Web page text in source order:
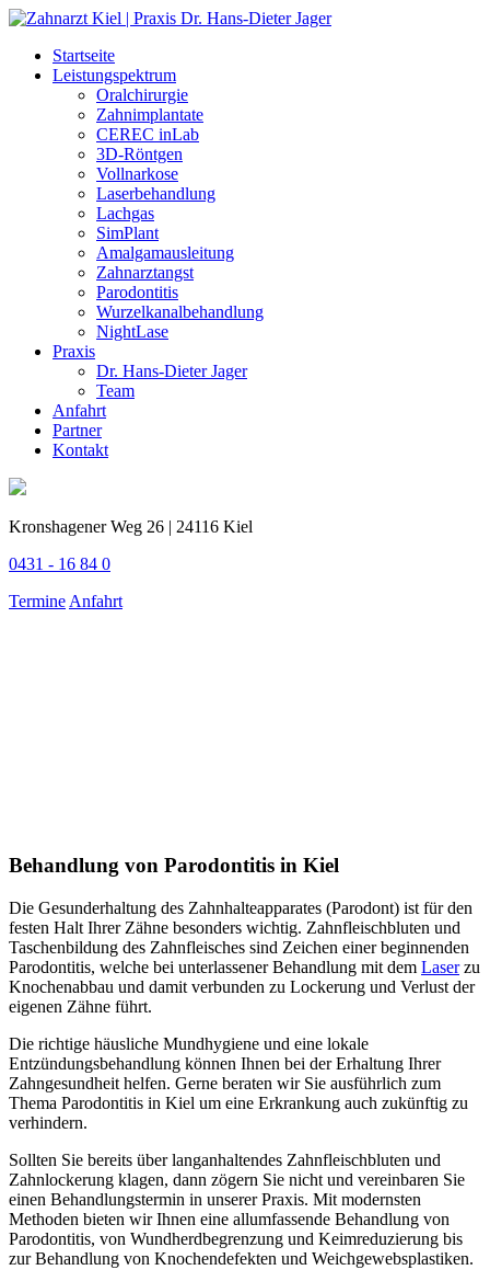
Startseite
Leistungspektrum
Oralchirurgie
Zahnimplantate
CEREC inLab
3D-Röntgen
Vollnarkose
Laserbehandlung
Lachgas
SimPlant
Amalgamausleitung
Zahnarztangst
Parodontitis
Wurzelkanalbehandlung
NightLase
Praxis
Dr. Hans-Dieter Jager
Team
Anfahrt
Partner
Kontakt
Kronshagener Weg 26 | 24116 Kiel
0431 - 16 84 0
Termine Anfahrt
Behandlung von Parodontitis in Kiel
Die Gesunderhaltung des Zahnhalteapparates (Parodont) ist für den
festen Halt Ihrer Zähne besonders wichtig. Zahnfleischbluten und
Taschenbildung des Zahnfleisches sind Zeichen einer beginnenden
Parodontitis, welche bei unterlassener Behandlung mit dem Laserzu
Knochenabbau und damit verbunden zu Lockerung und Verlust der
eigenen Zähne führt.
Die richtige häusliche Mundhygiene und eine lokale
Entzündungsbehandlung können Ihnen bei der Erhaltung Ihrer
Zahngesundheit helfen. Gerne beraten wir Sie ausführlich zum
Thema Parodontitis in Kiel um eine Erkrankung auch zukünftig zu
verhindern.
Sollten Sie bereits über langanhaltendes Zahnfleischbluten und
Zahnlockerung klagen, dann zögern Sie nicht und vereinbaren Sie
einen Behandlungstermin in unserer Praxis. Mit modernsten
Methoden bieten wir Ihnen eine allumfassende Behandlung von
Parodontitis, von Wundherdbegrenzung und Keimreduzierung bis
zur Behandlung von Knochendefekten und Weichgewebsplastiken.